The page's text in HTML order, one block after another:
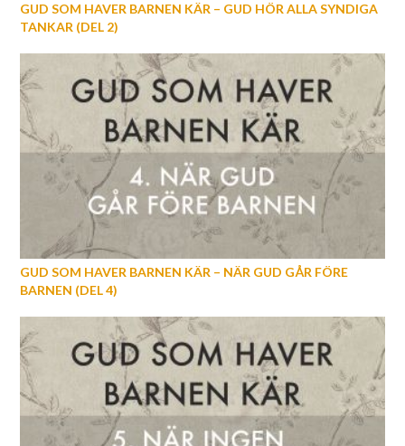
GUD SOM HAVER BARNEN KÄR – GUD HÖR ALLA SYNDIGA
TANKAR (DEL 2)
GUD SOM HAVER BARNEN KÄR – NÄR GUD GÅR FÖRE
BARNEN (DEL 4)